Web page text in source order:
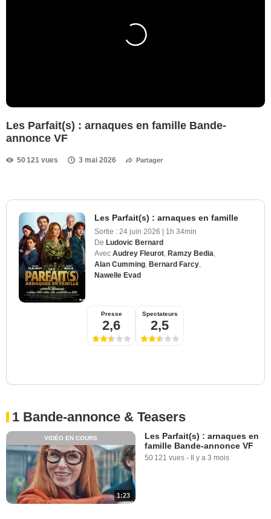
Les Parfait(s) : arnaques en famille Bande-
annonce VF
50 121 vues 3 mai 2026 Partager
Les Parfait(s) : arnaques en famille
Sortie : 24 juin 2026 | 1h 34min
De Ludovic Bernard
Avec Audrey Fleurot Ramzy Bedia
Alan Cumming Bernard Farcy
Nawelle Evad
Presse
2,6
Spectateurs
2,5
1 Bande-annonce & Teasers
1:23
VIDÉO EN COURS
Les Parfait(s) : arnaques en
famille Bande-annonce VF
50 121 vues - Il y a 3 mois